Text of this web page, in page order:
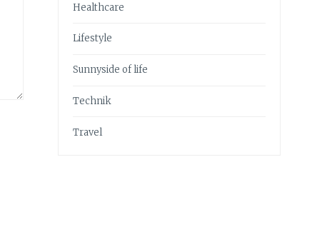
Healthcare
Lifestyle
Sunnyside of life
Technik
Travel